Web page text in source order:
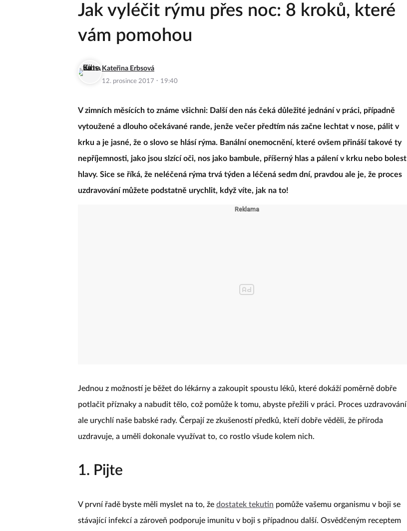
Jak vyléčit rýmu přes noc: 8 kroků, které
vám pomohou
Kateřina Erbsová
12. prosince 2017 · 19:40
V zimních měsících to známe všichni: Další den nás čeká důležité jednání v práci, případně
vytoužené a dlouho očekávané rande, jenže večer předtím nás začne lechtat v nose, pálit v
krku a je jasné, že o slovo se hlásí rýma. Banální onemocnění, které ovšem přináší takové ty
nepříjemnosti, jako jsou slzící oči, nos jako bambule, příšerný hlas a pálení v krku nebo bolest
hlavy. Sice se říká, že neléčená rýma trvá týden a léčená sedm dní, pravdou ale je, že proces
uzdravování můžete podstatně urychlit, když víte, jak na to!
Jednou z možností je běžet do lékárny a zakoupit spoustu léků, které dokáží poměrně dobře
potlačit příznaky a nabudit tělo, což pomůže k tomu, abyste přežili v práci. Proces uzdravování
ale urychlí naše babské rady. Čerpají ze zkušeností předků, kteří dobře věděli, že příroda
uzdravuje, a uměli dokonale využívat to, co rostlo všude kolem nich.
1. Pijte
V první řadě byste měli myslet na to, že dostatek tekutin pomůže vašemu organismu v boji se
stávající infekcí a zároveň podporuje imunitu v boji s případnou další. Osvědčeným receptem